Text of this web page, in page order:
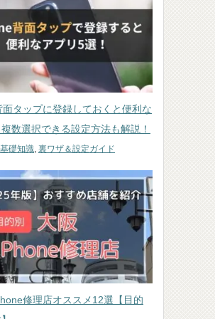
面タップに登録しておくと便利な
数選択できる設定方法も解説！
基礎知識 裏ワザ＆設定ガイド
修理店オススメ12選【目的